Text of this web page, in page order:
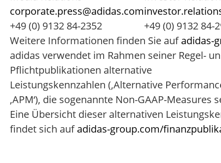
corporate.press@adidas.com
+49 (0) 9132 84-2352
+49 (0) 9132 84-
Weitere Informationen finden Sie aufadidas-
adidas verwendet im Rahmen seiner Regel-
Pflichtpublikationen alternative
Leistungskennzahlen (,Alternative
,APM‘), die sogenannte Non-GAAP-Measures
Eine Übersicht dieser alternativen
findet sich aufadidas-group.com/